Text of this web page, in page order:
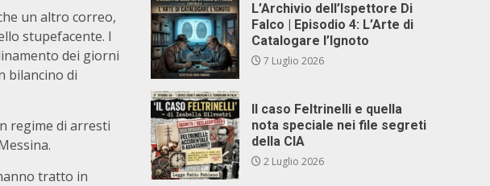
un altro correo,
stupefacente. I
dei giorni
bilancino di
regime di arresti
tratto in
L’Archivio dell’Ispettore Di
Falco | Episodio 4: L’Arte di
Catalogare l’Ignoto
7 Luglio 2026
Il caso Feltrinelli e quella
nota speciale nei file segreti
della CIA
2 Luglio 2026